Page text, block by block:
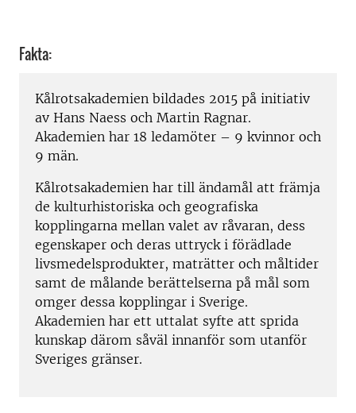
Fakta:
Kålrotsakademien bildades 2015 på initiativ
av Hans Naess och Martin Ragnar.
Akademien har 18 ledamöter – 9 kvinnor och
9 män.
Kålrotsakademien har till ändamål att främja
de kulturhistoriska och geografiska
kopplingarna mellan valet av råvaran, dess
egenskaper och deras uttryck i förädlade
livsmedelsprodukter, maträtter och måltider
samt de målande berättelserna på mål som
omger dessa kopplingar i Sverige.
Akademien har ett uttalat syfte att sprida
kunskap därom såväl innanför som utanför
Sveriges gränser.